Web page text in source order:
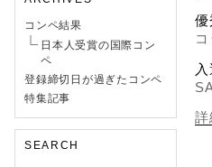
コンペ結果
日本人受賞の国際コン
ペ
登録締切日が過ぎたコンペ
特集記事
SEARCH
優